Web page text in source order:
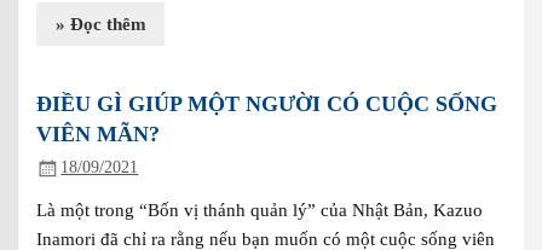
» Đọc thêm
ĐIỀU GÌ GIÚP MỘT NGƯỜI CÓ CUỘC SỐNG
VIÊN MÃN?
18/09/2021
Là một trong “Bốn vị thánh quản lý” của Nhật Bản, Kazuo
Inamori đã chỉ ra rằng nếu bạn muốn có một cuộc sống viên